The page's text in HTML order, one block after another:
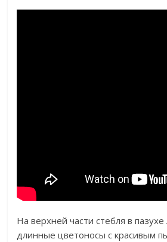
На верхней части стебля в пазухе
длинные цветоносы с красивым